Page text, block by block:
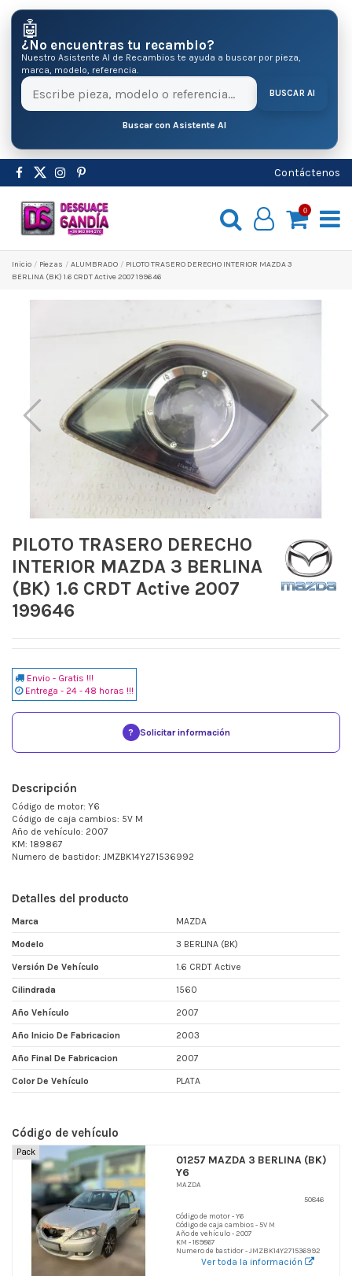
🤖
¿No encuentras tu recambio?
Nuestro Asistente AI de Recambios te ayuda a buscar por pieza,
marca, modelo, referencia.
BUSCAR AI
Buscar con Asistente AI
Contáctenos
0
Inicio Pіezas ALUMBRADO
PILOTO TRASERO DERECHO INTERIOR MAZDA 3
BERLINA (BK) 1.6 CRDT Active 2007 199646
PILOTO TRASERO DERECHO
INTERIOR MAZDA 3 BERLINA
(BK) 1.6 CRDT Active 2007
199646
Envio - Gratis !!!
Entrega - 24 - 48 horas !!!
? Solicitar información
Descripción
Código de motor: Y6
Código de caja cambios: 5V M
Año de vehículo: 2007
KM: 189867
Numero de bastidor: JMZBK14Y271536992
Detalles del producto
Marca MAZDA
Modelo 3 BERLINA (BK)
Versión De Vehículo 1.6 CRDT Active
Cilindrada 1560
Año Vehículo 2007
Año Inicio De Fabricacion 2003
Año Final De Fabricacion 2007
Color De Vehículo PLATA
Código de vehículo
Pack
01257 MAZDA 3 BERLINA (BK)
Y6
MAZDA
50846
Código de motor - Y6
Código de caja cambios - 5V M
Año de vehículo - 2007
KM - 189867
Numero de bastidor - JMZBK14Y271536992
Ver toda la información